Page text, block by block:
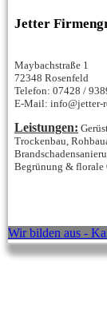
Jetter
Maybachstraße 1
72348 Rosenfeld
Telefon: 07428 /
E-Mail: info@jetter-
Leistungen:
Trockenbau,
Begrünung & florale
Wir bilden aus -